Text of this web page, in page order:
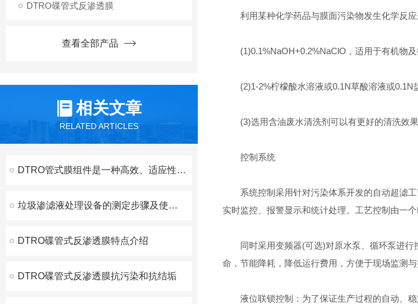
DTRO碟管式反渗透膜
查看全部产品
相关文章
RELATED ARTICLES
DTRO管式膜组件是一种高效、适应性强、稳定性好的膜分离设备
垃圾渗滤液处理设备的测定步骤及使用注意事项如下
DTRO碟管式反渗透膜特点介绍
DTRO碟管式反渗透膜抗污染和抗结垢
利用某种化学药品与膜面污染物发生化学反应
(1)0.1%NaOH+0.2%NaClO，适用于有机物及
(2)1-2%柠檬酸水溶液或0.1N草酸溶液或0.1N
(3)选用含油废水清洗剂可以有更好的清洗效果
控制系统
系统控制采用针对污染体系开发的自动超滤工
实时监控、报警显示和统计处理。工艺控制由一
同时采用变频器(可选)对原水泵、循环泵进行
命，节能降耗，降低运行费用，方便于现场监测与
液位联锁控制：为了保证生产过程的自动、稳